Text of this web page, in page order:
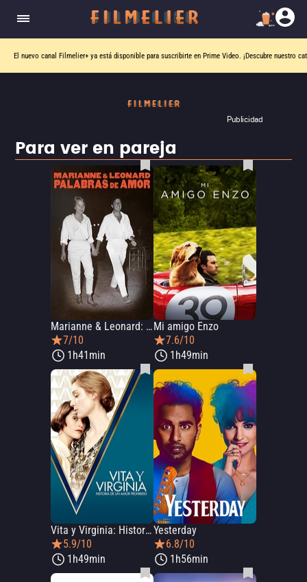
El nuevo canal Filmelier+ ya está disponible para suscribirte en Prime Video. ¡Descubre nuestro
Publicidad
Para ver en pareja
Marianne & Leonard: Palabras de amor
7/10
1h41min
Mi amigo Enzo
7.6/10
1h49min
Vita y Virginia: Historia de un amor prohibido
5.9/10
1h49min
Yesterday
6.8/10
1h56min